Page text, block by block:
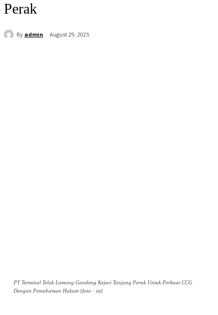
Perak
By admin August 29, 2025
PT Terminal Teluk Lamong Gandeng Kejari Tanjung Perak Untuk Perkuat CCG
Dengan Pemahaman Hukum (foto : ist)